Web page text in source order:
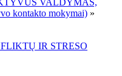
VALDYMAS,
kontakto mokymai) »
IR STRESO